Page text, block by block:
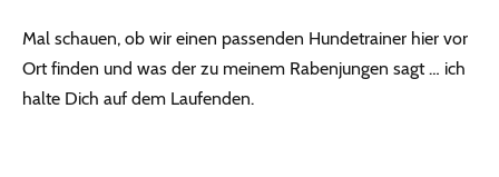
Mal schauen, ob wir einen passenden Hundetrainer hier vor
Ort finden und was der zu meinem Rabenjungen sagt … ich
halte Dich auf dem Laufenden.